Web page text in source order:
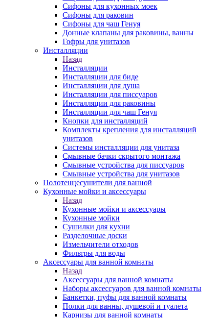
Сифоны для кухонных моек
Сифоны для раковин
Сифоны для чаш Генуя
Донные клапаны для раковины, ванны
Гофры для унитазов
Инсталляции
Назад
Инсталляции
Инсталляции для биде
Инсталляции для душа
Инсталляции для писсуаров
Инсталляции для раковины
Инсталляции для чаш Генуя
Кнопки для инсталляций
Комплекты крепления для инсталляций
унитазов
Системы инсталляции для унитаза
Смывные бачки скрытого монтажа
Смывные устройства для писсуаров
Смывные устройства для унитазов
Полотенцесушители для ванной
Кухонные мойки и аксессуары
Назад
Кухонные мойки и аксессуары
Кухонные мойки
Сушилки для кухни
Разделочные доски
Измельчители отходов
Фильтры для воды
Аксессуары для ванной комнаты
Назад
Аксессуары для ванной комнаты
Наборы аксессуаров для ванной комнаты
Банкетки, пуфы для ванной комнаты
Полки для ванны, душевой и туалета
Карнизы для ванной комнаты